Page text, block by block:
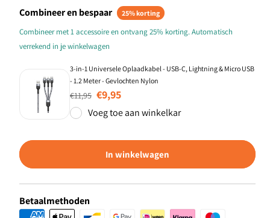
Combineer en bespaar 25% korting
Combineer met 1 accessoire en ontvang 25% korting. Automatisch
verrekend in je winkelwagen
3-in-1 Universele Oplaadkabel - USB-C, Lightning & Micro USB
- 1.2 Meter - Gevlochten Nylon
Normale prijs
€11,95 Aanbiedingsprijs
€9,95
Voeg toe aan winkelkar
In winkelwagen
Betaalmethoden